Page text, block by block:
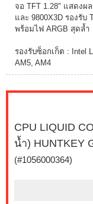
จอ TFT 1.28" แสดงผ
และ 9800X3D รองรับ
พร้อมไฟ ARGB สุดล้ำ
รองรับซ็อกเก็ต : Intel
AM5, AM4
CPU LIQUID
น้ำ) HUNTKEY
(#1056000364)